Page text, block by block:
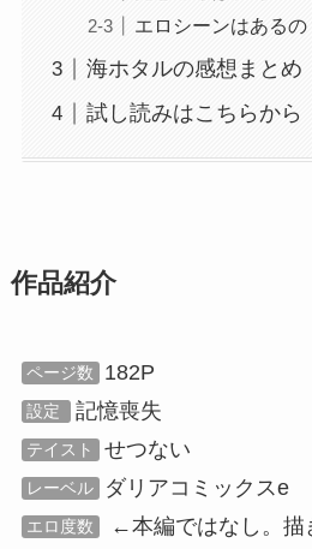
エロシーンはあるの
海ホタルの感想まとめ
試し読みはこちらから
作品紹介
ページ数 182P
設定 記憶喪失
テイスト せつない
レーベル ダリアコミックスe
エロ度数
←本編ではなし。描